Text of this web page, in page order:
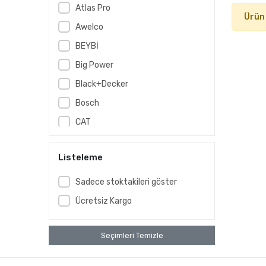
Atlas Pro
Awelco
BEYBİ
Big Power
Black+Decker
Bosch
CAT
Dewalt
Elta
Factor360
Grangos
Listeleme
Sadece stoktakileri göster
Ücretsiz Kargo
Seçimleri Temizle
Ürün